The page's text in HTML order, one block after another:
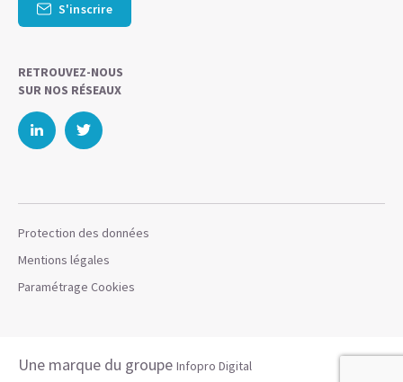
S'inscrire
RETROUVEZ-NOUS
SUR NOS RÉSEAUX
Protection des données
Mentions légales
Paramétrage Cookies
Une marque du groupe Infopro Digital